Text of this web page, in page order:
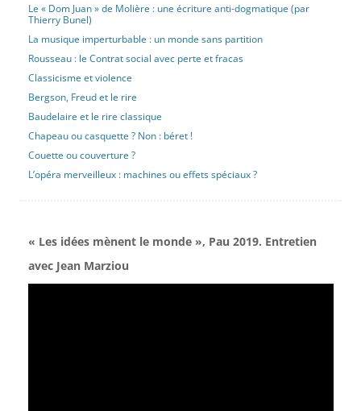
Le « Dom Juan » de Molière : une écriture anti-dogmatique (par
Thierry Bunel)
La musique imperturbable : un monde sans partition
Rousseau : le Contrat social avec perte et fracas
Classicisme et violence
Bergson, Freud et le rire
Baudelaire et le rire classique
Chapeau ou casquette ? Non : béret !
Couette ou couverture ?
L’opéra merveilleux : machines ou effets spéciaux ?
« Les idées mènent le monde », Pau 2019. Entretien
avec Jean Marziou
Lecteur